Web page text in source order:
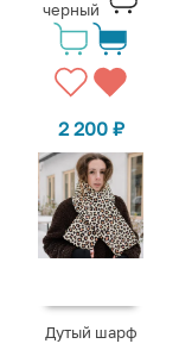
черный
2 200 ₽
Дутый шарф